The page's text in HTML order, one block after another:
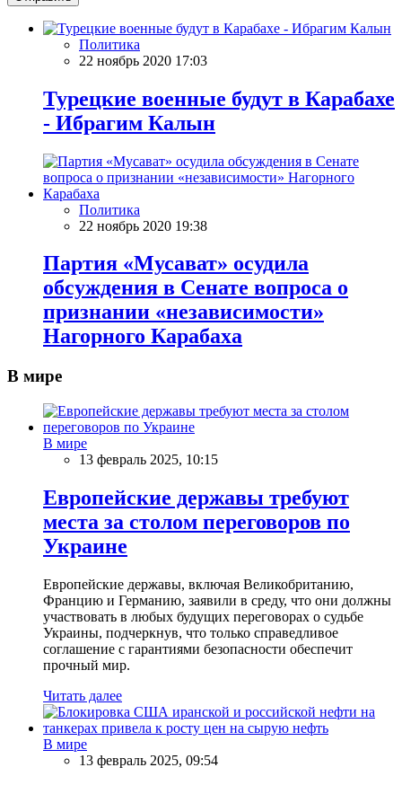
Политика
22 ноябрь 2020 17:03
Турецкие военные будут в Карабахе
- Ибрагим Калын
Политика
22 ноябрь 2020 19:38
Партия «Мусават» осудила
обсуждения в Сенате вопроса о
признании «независимости»
Нагорного Карабаха
В мире
В мире
13 февраль 2025, 10:15
Европейские державы требуют
места за столом переговоров по
Украине
Европейские державы, включая Великобританию,
Францию и Германию, заявили в среду, что они должны
участвовать в любых будущих переговорах о судьбе
Украины, подчеркнув, что только справедливое
соглашение с гарантиями безопасности обеспечит
прочный мир.
Читать далее
В мире
13 февраль 2025, 09:54